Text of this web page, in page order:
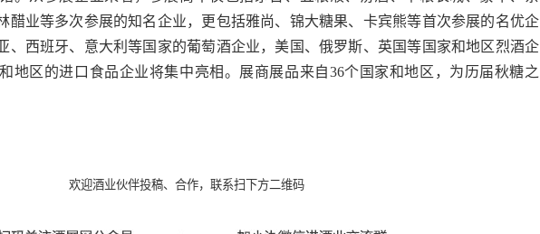
醋业等多次参展的知名企业，更包括雅尚、锦大糖果、卡宾熊等首次参展的名优企
、西班牙、意大利等国家的葡萄酒企业，美国、俄罗斯、英国等国家和地区烈酒企
地区的进口食品企业将集中亮相。展商展品来自36个国家和地区，为历届秋糖之
欢迎酒业伙伴投稿、合作，联系扫下方二维码